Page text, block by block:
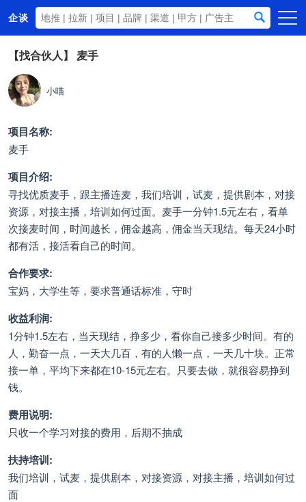
企谈
首页
商务资源
资讯动态
关于我们
【找合伙人】 麦手
小喵
项目名称:
麦手
项目介绍:
寻找优质麦手，跟主播连麦，我们培训，试麦，提供剧本，对接
资源，对接主播，培训如何过面。麦手一分钟1.5元左右，看单
次接麦时间，时间越长，佣金越高，佣金当天现结。每天24小时
都有活，接活看自己的时间。
合作要求:
宝妈，大学生等，要求普通话标准，守时
收益利润:
1分钟1.5左右，当天现结，挣多少，看你自己接多少时间。有的
人，勤奋一点，一天大几百，有的人懒一点，一天几十块。正常
接一单，平均下来都在10-15元左右。只要去做，就很容易挣到
钱。
费用说明:
只收一个学习对接的费用，后期不抽成
扶持培训:
我们培训，试麦，提供剧本，对接资源，对接主播，培训如何过
面